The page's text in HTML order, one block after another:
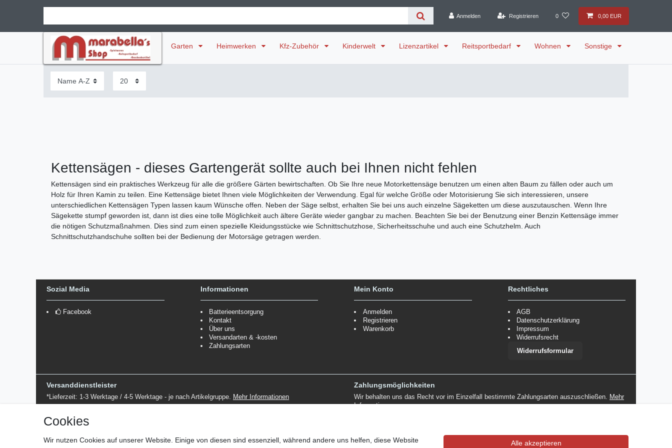
Anmelden Registrieren 0 0,00 EUR
Garten Heimwerken Kfz-Zubehör Kinderwelt Lizenzartikel Reitsportbedarf Wohnen Sonstige
Kettensägen - dieses Gartengerät sollte auch bei Ihnen nicht fehlen
Kettensägen sind ein praktisches Werkzeug für alle die größere Gärten bewirtschaften. Ob Sie Ihre neue Motorkettensäge benutzen um einen alten Baum zu fällen oder auch um
Holz für Ihren Kamin zu teilen. Eine Kettensäge bietet Ihnen viele Möglichkeiten der Verwendung. Egal für welche Größe oder Motorisierung Sie sich interessieren, unsere
unterschiedlichen Kettensägen Typen lassen kaum Wünsche offen. Neben der Säge selbst, erhalten Sie bei uns auch einzelne Sägeketten um diese auszutauschen. Wenn Ihre
Sägekette stumpf geworden ist, dann ist dies eine tolle Möglichkeit auch ältere Geräte wieder gangbar zu machen. Beachten Sie bei der Benutzung einer Benzin Kettensäge immer
die nötigen Schutzmaßnahmen. Dies sind zum einen spezielle Kleidungsstücke wie Schnittschutzhose, Sicherheitsschuhe und auch eine Schutzhelm. Auch
Schnittschutzhandschuhe sollten bei der Bedienung der Motorsäge getragen werden.
Sozial Media
Facebook
Informationen
Batterieentsorgung
Kontakt
Über uns
Versandarten & -kosten
Zahlungsarten
Mein Konto
Anmelden
Registrieren
Warenkorb
Rechtliches
AGB
Datenschutzerklärung
Impressum
Widerrufsrecht
Widerrufsformular
Versanddienstleister
*Lieferzeit: 1-3 Werktage / 4-5 Werktage - je nach Artikelgruppe. Mehr Informationen
Zahlungsmöglichkeiten
Wir behalten uns das Recht vor im Einzelfall bestimmte Zahlungsarten auszuschließen.
Mehr
Informationen
Cookies
Wir nutzen Cookies auf unserer Website. Einige von diesen sind essenziell, während andere uns helfen, diese Website
Alle akzeptieren